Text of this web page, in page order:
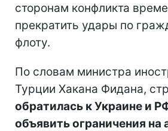
сторонам конфликта
прекратить удары по
флоту.
По словам министра
Турции Хакана Фидана,
обратилась к Украине и
объявить ограничения на